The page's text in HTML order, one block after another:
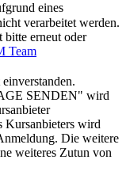
eines
verarbeitet werden.
bitte erneut oder
Team
SENDEN" wird
Kursanbieters wird
Die weitere
weiteres Zutun von